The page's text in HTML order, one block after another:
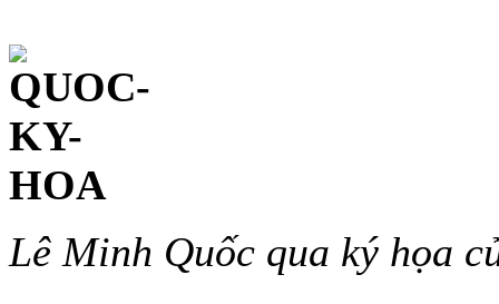
Lê Minh Quốc qua ký họa